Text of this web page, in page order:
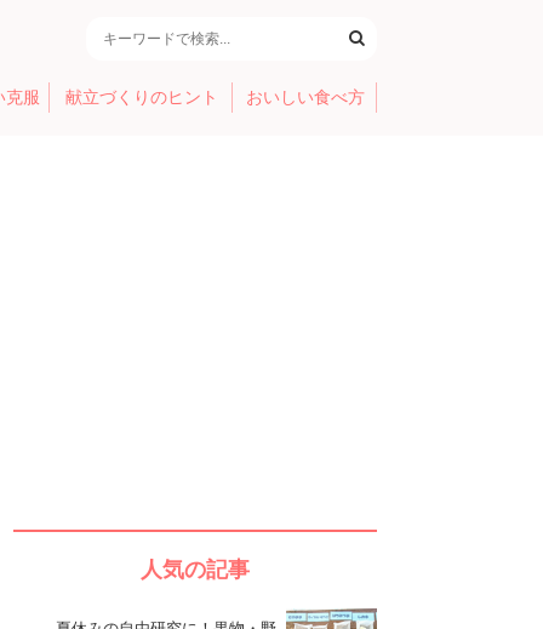
克服 献立づくりのヒント おいしい食べ方
人気の記事